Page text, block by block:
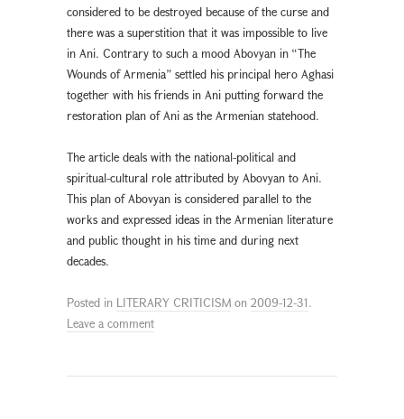
considered to be destroyed because of the curse and
there was a superstition that it was impossible to live
in Ani. Contrary to such a mood Abovyan in “The
Wounds of Armenia” settled his principal hero Aghasi
together with his friends in Ani putting forward the
restoration plan of Ani as the Armenian statehood.
The article deals with the national-political and
spiritual-cultural role attributed by Abovyan to Ani.
This plan of Abovyan is considered parallel to the
works and expressed ideas in the Armenian literature
and public thought in his time and during next
decades.
Posted in LITERARY CRITICISM on 2009-12-31.
Leave a comment